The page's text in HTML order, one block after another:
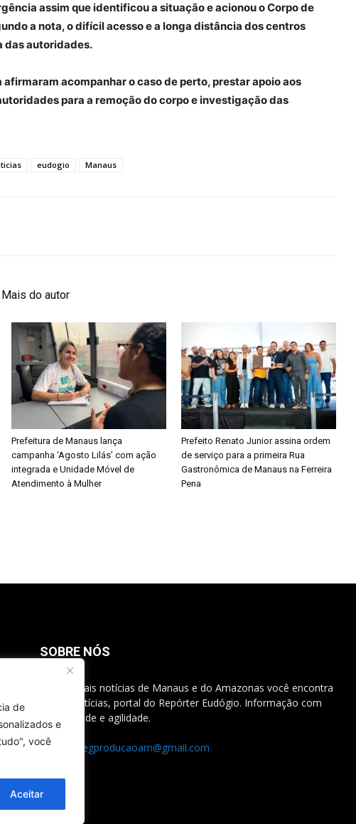
de
e
você
Aceitar
assim que identificou a situação e acionou o Corpo de
a nota, o difícil acesso e a longa distância dos centros
das autoridades.
acompanhar o caso de perto, prestar apoio aos
para a remoção do corpo e investigação das
eudogio Manaus
Mais do autor
Prefeitura de Manaus lança
campanha ‘Agosto Lilás’ com ação
integrada e Unidade Móvel de
Atendimento à Mulher
Prefeito Renato Junior assina ordem
de serviço para a primeira Rua
Gastronômica de Manaus na Ferreira
Pena
SOBRE NÓS
As principais notícias de Manaus e do Amazonas você encontra
no EG Notícias, portal do Repórter Eudógio. Informação com
credibilidade e agilidade.
Contato: egproducaoam@gmail.com